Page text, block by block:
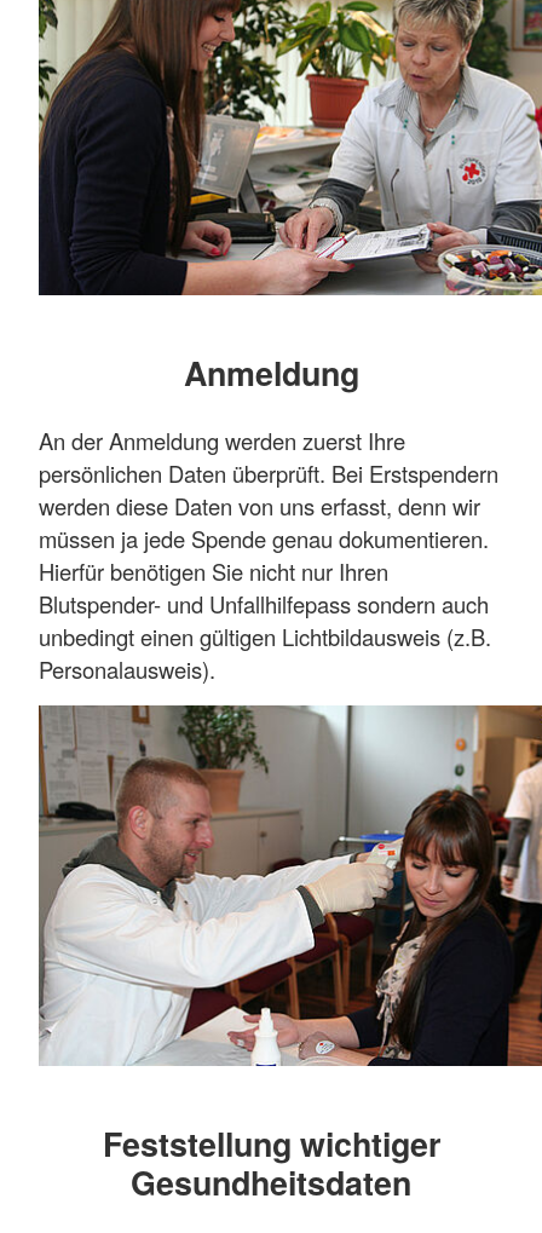
Anmeldung
An der Anmeldung werden zuerst Ihre
persönlichen Daten überprüft. Bei Erstspendern
werden diese Daten von uns erfasst, denn wir
müssen ja jede Spende genau dokumentieren.
Hierfür benötigen Sie nicht nur Ihren
Blutspender- und Unfallhilfepass sondern auch
unbedingt einen gültigen Lichtbildausweis (z.B.
Personalausweis).
Feststellung wichtiger
Gesundheitsdaten